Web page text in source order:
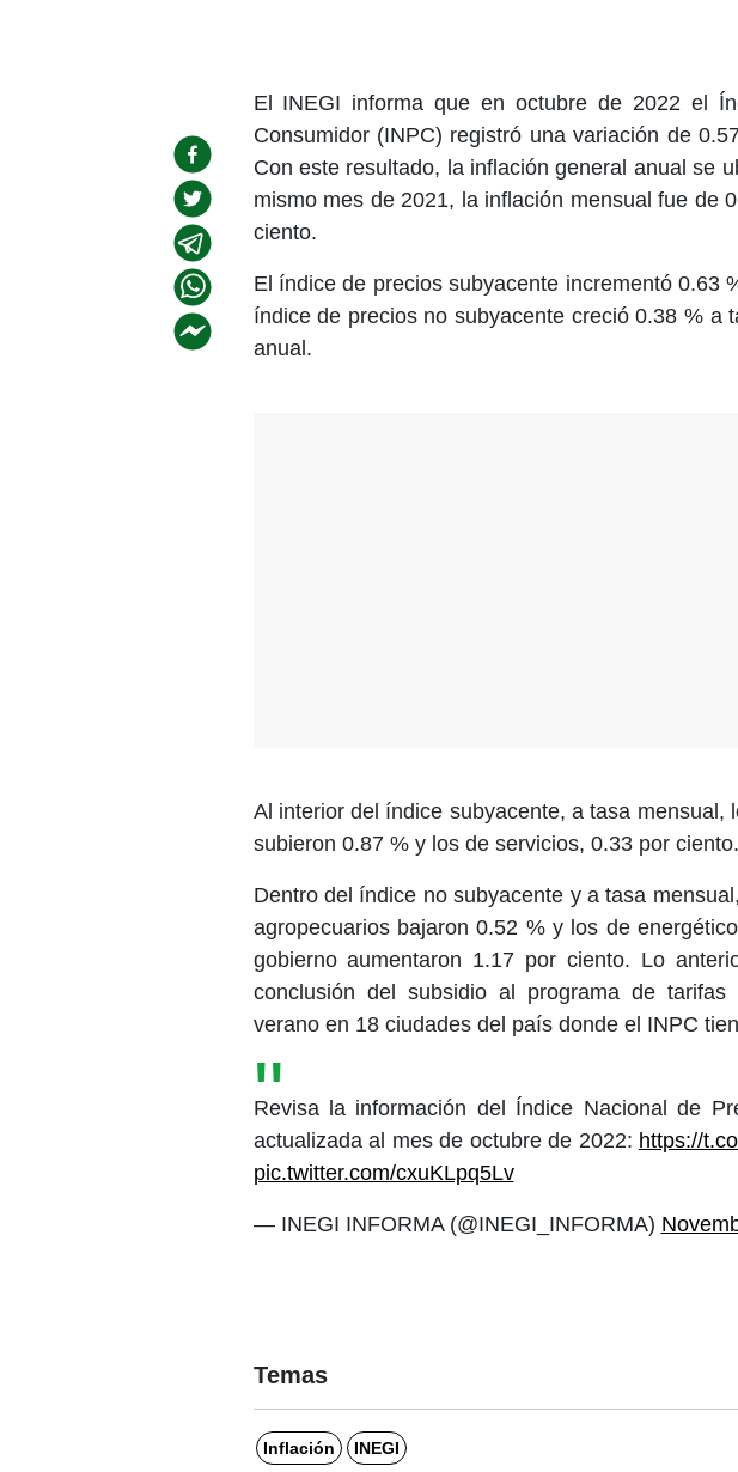
El INEGI informa que en octubre de 2022 el
Consumidor (INPC) registró una variación de
Con este resultado, la inflación general anual se
mismo mes de 2021, la inflación mensual fue de
ciento.
El índice de precios subyacente incrementó 0.63
índice de precios no subyacente creció 0.38 % a
anual.
Al interior del índice subyacente, a tasa mensual,
subieron 0.87 % y los de servicios, 0.33 por ciento.
Dentro del índice no subyacente y a tasa
agropecuarios bajaron 0.52 % y los de
gobierno aumentaron 1.17 por ciento. Lo
conclusión del subsidio al programa de
verano en 18 ciudades del país donde el INPC
Revisa la información del Índice Nacional de
actualizada al mes de octubre de 2022: https://
pic.twitter.com/cxuKLpq5Lv
— INEGI INFORMA (@INEGI_INFORMA)
Temas
Inflación INEGI